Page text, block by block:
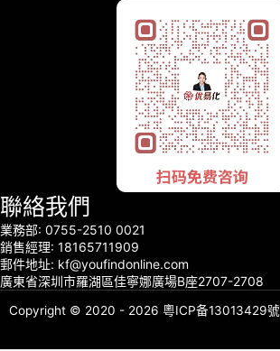
聯絡我們
業務部: 0755-2510 0021
銷售經理: 18165711909
郵件地址: kf@youfindonline.com
廣東省深圳市羅湖區佳寧娜廣場B座2707-2708
Copyright © 2020 - 2026 粵ICP备13013429號